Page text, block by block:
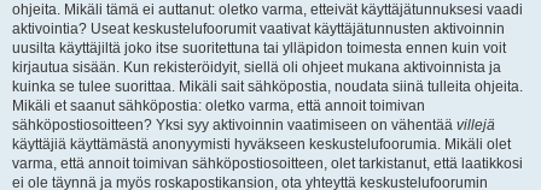
ohjeita. Mikäli tämä ei auttanut: oletko varma, etteivät käyttäjätunnuksesi vaadi
aktivointia? Useat keskustelufoorumit vaativat käyttäjätunnusten aktivoinnin
uusilta käyttäjiltä joko itse suoritettuna tai ylläpidon toimesta ennen kuin voit
kirjautua sisään. Kun rekisteröidyit, siellä oli ohjeet mukana aktivoinnista ja
kuinka se tulee suorittaa. Mikäli sait sähköpostia, noudata siinä tulleita ohjeita.
Mikäli et saanut sähköpostia: oletko varma, että annoit toimivan
sähköpostiosoitteen? Yksi syy aktivoinnin vaatimiseen on vähentää villejä
käyttäjiä käyttämästä anonyymisti hyväkseen keskustelufoorumia. Mikäli olet
varma, että annoit toimivan sähköpostiosoitteen, olet tarkistanut, että laatikkosi
ei ole täynnä ja myös roskapostikansion, ota yhteyttä keskustelufoorumin